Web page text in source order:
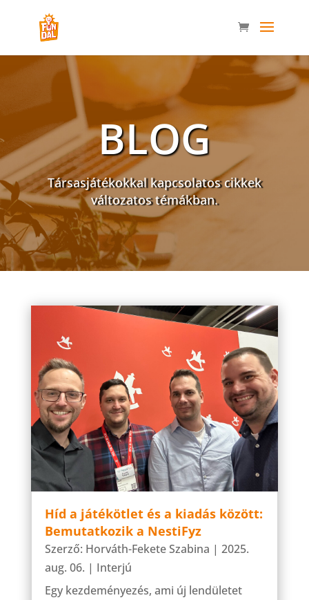
BLOG
Társasjátékokkal kapcsolatos cikkek
változatos témákban.
Híd a játékötlet és a kiadás között:
Bemutatkozik a NestiFyz
Szerző: Horváth-Fekete Szabina | 2025.
aug. 06. | Interjú
Egy kezdeményezés, ami új lendületet